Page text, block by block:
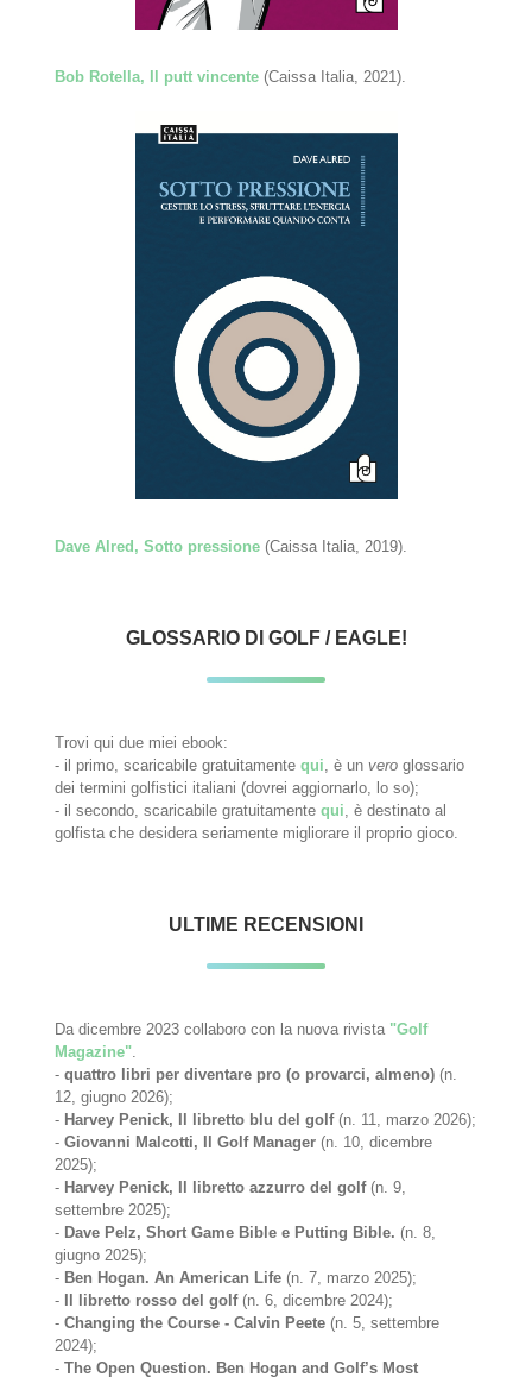
Bob Rotella, Il putt vincente (Caissa Italia, 2021).
Dave Alred, Sotto pressione (Caissa Italia, 2019).
GLOSSARIO DI GOLF / EAGLE!
Trovi qui due miei ebook:
- il primo, scaricabile gratuitamentequi, è unvero glossario
dei termini golfistici italiani (dovrei aggiornarlo, lo so);
- il secondo, scaricabile gratuitamentequi, è destinato al
golfista che desidera seriamente migliorare il proprio gioco.
ULTIME RECENSIONI
Da dicembre 2023 collaboro con la nuova rivista "Golf
Magazine"
-quattro libri per diventare pro (o provarci, almeno) (n.
12, giugno 2026);
- Harvey Penick, Il libretto blu del golf(n. 11, marzo 2026);
-Giovanni Malcotti, Il Golf Manager (n. 10, dicembre
2025);
- Harvey Penick, Il libretto azzurro del golf(n. 9,
settembre 2025);
- Dave Pelz, Short Game Bible e Putting Bible.(n. 8,
giugno 2025);
- Ben Hogan. An American Life (n. 7, marzo 2025);
-
Il libretto rosso del golf(n. 6, dicembre 2024);
-Changing the Course - Calvin Peete (n. 5, settembre
2024);
-The Open Question. Ben Hogan and Golf’s Most